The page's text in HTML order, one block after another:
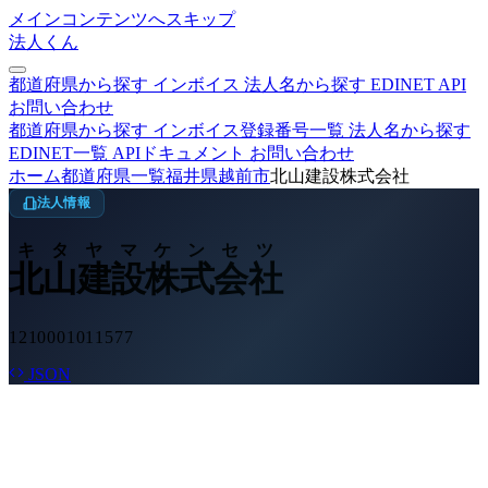
メインコンテンツへスキップ
法人くん
都道府県から探す インボイス 法人名から探す EDINET API
お問い合わせ
都道府県から探す インボイス登録番号一覧 法人名から探す
EDINET一覧 APIドキュメント お問い合わせ
ホーム都道府県一覧福井県越前市北山建設株式会社
法人情報
北山建設株式会社
キタヤマケンセツ
1210001011577
JSON